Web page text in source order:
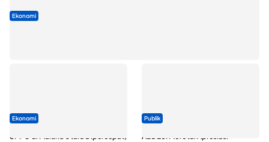
Ekonomi
Ekonomi
SPPG di Maluku Utara Dipercepat,
Publik
ABDESI Morotai Apresiasi